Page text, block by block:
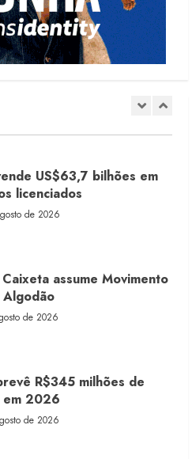
de 2026
de 2026
assume Movimento
Algodão
de 2026
R$345 milhões de
2026
de 2026
passaporte digital na
de 2026